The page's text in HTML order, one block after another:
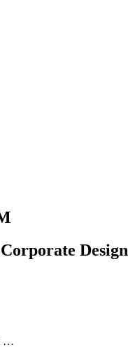
Design
…